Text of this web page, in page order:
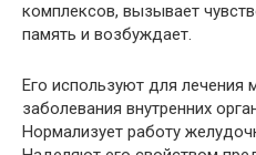
комплексов, вызывает
память и возбуждает.
Его используют для лечения
заболевания внутренних
Нормализует работу